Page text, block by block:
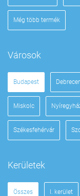
Még több termék
Városok
Budapest
Miskolc
Székesfehérvár
Kerületek
Összes I. kerület